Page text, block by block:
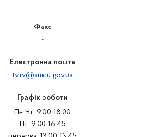
-
Факс
-
Електронна пошта
tv.rv@amcu.gov.ua
Графік роботи
Пн-Чт: 9:00-18:00
Пт: 9:00-16:45